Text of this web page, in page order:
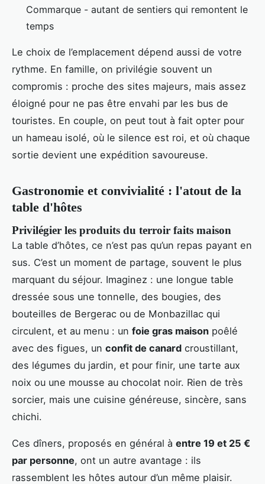
Commarque - autant de sentiers qui remontent le
temps
Le choix de l’emplacement dépend aussi de votre
rythme. En famille, on privilégie souvent un
compromis : proche des sites majeurs, mais assez
éloigné pour ne pas être envahi par les bus de
touristes. En couple, on peut tout à fait opter pour
un hameau isolé, où le silence est roi, et où chaque
sortie devient une expédition savoureuse.
Gastronomie et convivialité : l'atout de la
table d'hôtes
Privilégier les produits du terroir faits maison
La table d’hôtes, ce n’est pas qu’un repas payant en
sus. C’est un moment de partage, souvent le plus
marquant du séjour. Imaginez : une longue table
dressée sous une tonnelle, des bougies, des
bouteilles de Bergerac ou de Monbazillac qui
circulent, et au menu : un foie gras maison poêlé
avec des figues, un confit de canard croustillant,
des légumes du jardin, et pour finir, une tarte aux
noix ou une mousse au chocolat noir. Rien de très
sorcier, mais une cuisine généreuse, sincère, sans
chichi.
Ces dîners, proposés en général à entre 19 et 25 €
par personne, ont un autre avantage : ils
rassemblent les hôtes autour d’un même plaisir.